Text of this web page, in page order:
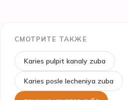
СМОТРИТЕ ТАКЖЕ
Karies pulpit kanaly zuba
Karies posle lecheniya zuba